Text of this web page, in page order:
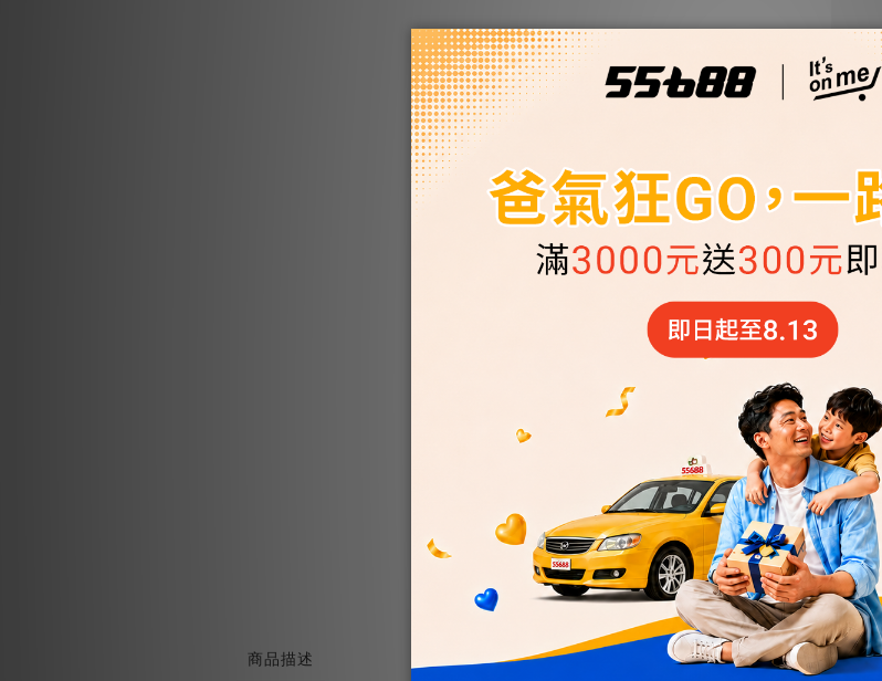
商品描述 送貨及付款方式